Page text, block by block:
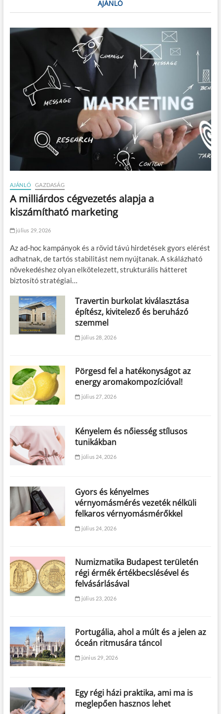
AJÁNLÓ
AJÁNLÓ GAZDASÁG
A milliárdos cégvezetés alapja a
kiszámítható marketing
július 29, 2026
Az ad-hoc kampányok és a rövid távú hirdetések gyors elérést
adhatnak, de tartós stabilitást nem nyújtanak. A skálázható
növekedéshez olyan elkötelezett, strukturális hátteret
biztosító stratégiai…
Travertin burkolat kiválasztása
építész, kivitelező és beruházó
szemmel
július 28, 2026
Pörgesd fel a hatékonyságot az
energy aromakompozícióval!
július 27, 2026
Kényelem és nőiesség stílusos
tunikákban
július 24, 2026
Gyors és kényelmes
vérnyomásmérés vezeték nélküli
felkaros vérnyomásmérőkkel
július 24, 2026
Numizmatika Budapest területén
régi érmék értékbecslésével és
felvásárlásával
július 23, 2026
Portugália, ahol a múlt és a jelen az
óceán ritmusára táncol
június 29, 2026
Egy régi házi praktika, ami ma is
meglepően hasznos lehet